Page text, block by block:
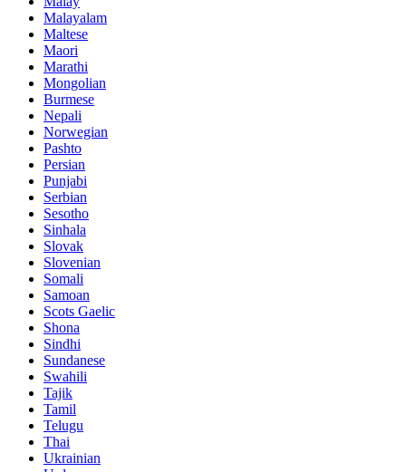
Malayalam
Maltese
Maori
Marathi
Mongolian
Burmese
Nepali
Norwegian
Pashto
Persian
Punjabi
Serbian
Sesotho
Sinhala
Slovak
Slovenian
Somali
Samoan
Scots Gaelic
Shona
Sindhi
Sundanese
Swahili
Tajik
Tamil
Telugu
Thai
Ukrainian